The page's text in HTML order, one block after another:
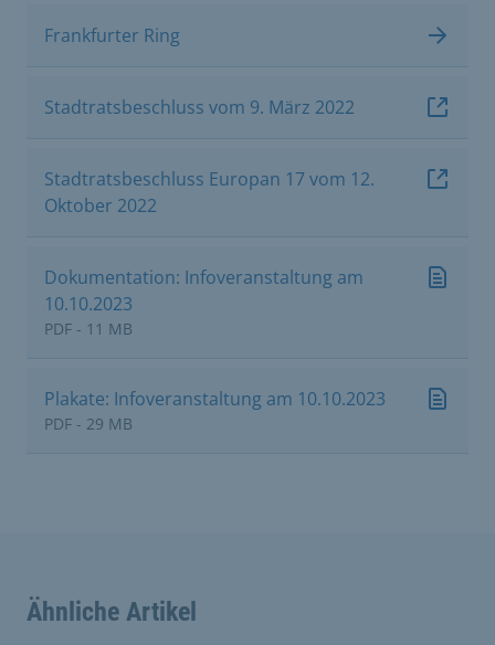
Frankfurter Ring
Stadtratsbeschluss vom 9. März 2022
Stadtratsbeschluss Europan 17 vom 12.
Oktober 2022
Dokumentation: Infoveranstaltung am
10.10.2023
PDF - 11 MB
Plakate: Infoveranstaltung am 10.10.2023
PDF - 29 MB
Ähnliche Artikel